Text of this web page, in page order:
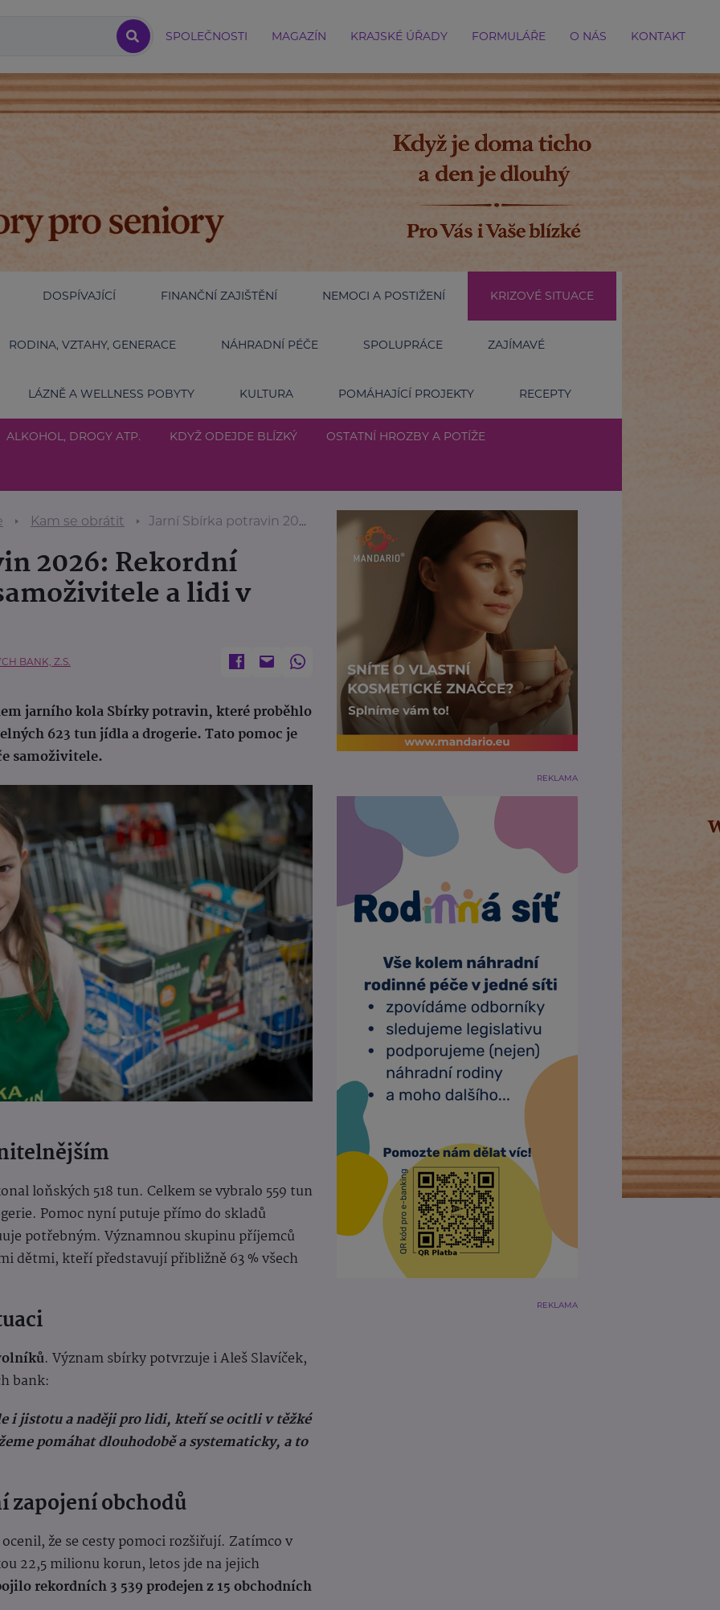
SPOLEČNOSTI MAGAZÍN KRAJSKÉ ÚŘADY FORMULÁŘE O NÁS KONTAKT
DOSPÍVAJÍCÍ FINANČNÍ ZAJIŠTĚNÍ NEMOCI A POSTIŽENÍ KRIZOVÉ SITUACE
RODINA, VZTAHY, GENERACE NÁHRADNÍ PÉČE SPOLUPRÁCE ZAJÍMAVÉ
LÁZNĚ A WELLNESS POBYTY KULTURA POMÁHAJÍCÍ PROJEKTY RECEPTY
ALKOHOL, DROGY ATP. KDYŽ ODEJDE BLÍZKÝ OSTATNÍ HROZBY A POTÍŽE
Kam se obrátit Jarní Sbírka potravin 2026: Rekordní pomoc pro rodiče samoživitele a lidi v nouzi
2026: Rekordní
a lidi v
BANK, Z.S.
jarního kola Sbírky potravin, které proběhlo
623 tun jídla a drogerie. Tato pomoc je
samoživitele.
loňských 518 tun. Celkem se vybralo 559 tun
Pomoc nyní putuje přímo do skladů
potřebným. Významnou skupinu příjemců
dětmi, kteří představují přibližně 63 % všech
. Význam sbírky potvrzuje i Aleš Slavíček,
bank:
i jistotu a naději pro lidi, kteří se ocitli v těžké
pomáhat dlouhodobě a systematicky, a to
zapojení obchodů
že se cesty pomoci rozšiřují. Zatímco v
22,5 milionu korun, letos jde na jejich
rekordních 3 539 prodejen z 15 obchodních
REKLAMA
REKLAMA